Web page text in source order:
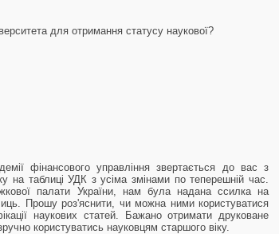
для отримання статусу наукової?
фінансового управління звертається до вас з
на таблиці УДК з усіма змінами по теперешній час.
палати України, нам була надана ссилка на
Прошу роз'яснити, чи можна ними користуватися
наукових статей. Бажано отримати друковане
користуватись науковцям старшого віку.